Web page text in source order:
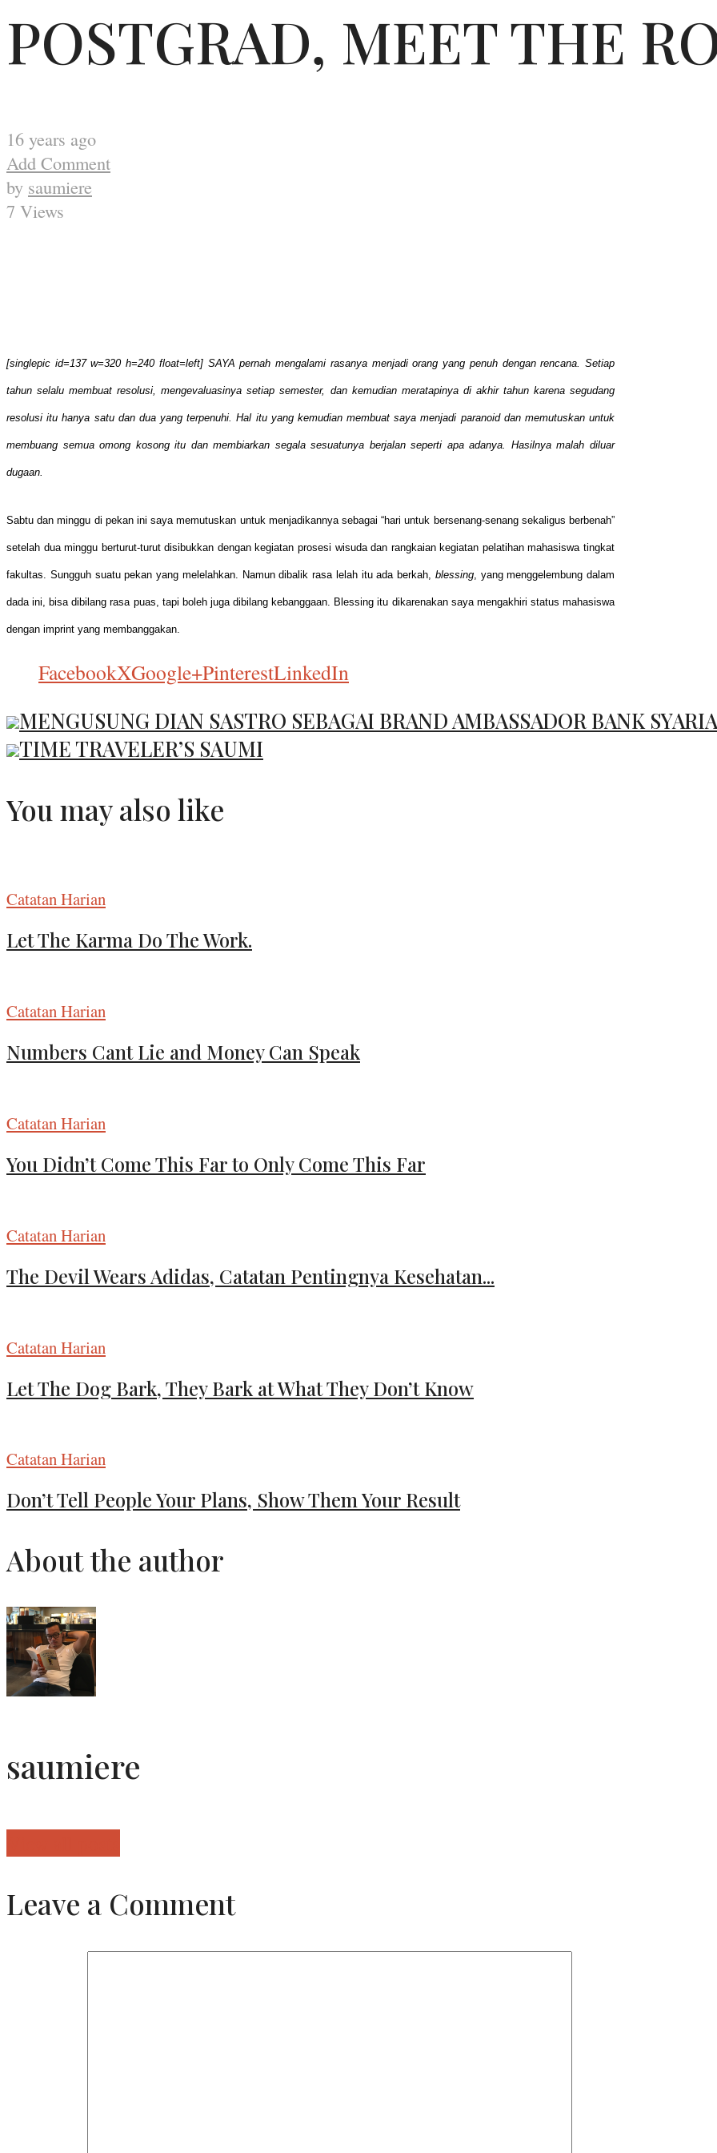
POSTGRAD, MEET THE
16 years ago
Add Comment
by saumiere
7 Views
[singlepic id=137 w=320 h=240 float=left] SAYA pernah mengalami rasanya menjadi orang yang penuh dengan rencana. Setiap
tahun selalu membuat resolusi, mengevaluasinya setiap semester, dan kemudian meratapinya di akhir tahun karena segudang
resolusi itu hanya satu dan dua yang terpenuhi. Hal itu yang kemudian membuat saya menjadi paranoid dan memutuskan untuk
membuang semua omong kosong itu dan membiarkan segala sesuatunya berjalan seperti apa adanya. Hasilnya malah diluar
dugaan.
Sabtu dan minggu di pekan ini saya memutuskan untuk menjadikannya sebagai “hari untuk bersenang-senang sekaligus berbenah”
setelah dua minggu berturut-turut disibukkan dengan kegiatan prosesi wisuda dan rangkaian kegiatan pelatihan mahasiswa tingkat
fakultas. Sungguh suatu pekan yang melelahkan. Namun dibalik rasa lelah itu ada berkah, blessing, yang menggelembung dalam
dada ini, bisa dibilang rasa puas, tapi boleh juga dibilang kebanggaan. Blessing itu dikarenakan saya mengakhiri status mahasiswa
dengan imprint yang membanggakan.
FacebookXGoogle+PinterestLinkedIn
MENGUSUNG DIAN SASTRO SEBAGAI BRAND AMBASSADOR BANK
TIME TRAVELER’S SAUMI
You may also like
Catatan Harian
Let The Karma Do The Work.
Catatan Harian
Numbers Cant Lie and Money Can Speak
Catatan Harian
You Didn’t Come This Far to Only Come This Far
Catatan Harian
The Devil Wears Adidas, Catatan Pentingnya Kesehatan...
Catatan Harian
Let The Dog Bark, They Bark at What They Don’t Know
Catatan Harian
Don’t Tell People Your Plans, Show Them Your Result
About the author
saumiere
Leave a Comment